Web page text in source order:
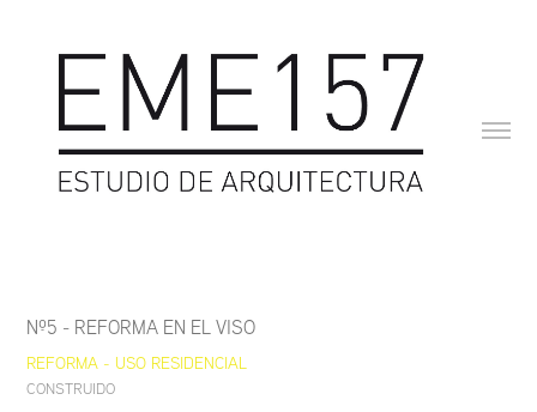
Nº5 - REFORMA EN EL VISO
REFORMA - USO RESIDENCIAL
CONSTRUIDO